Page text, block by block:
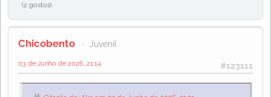
(2 gostos)
Chicobento Juvenil
#123111
03 de Junho de 2026, 21:14